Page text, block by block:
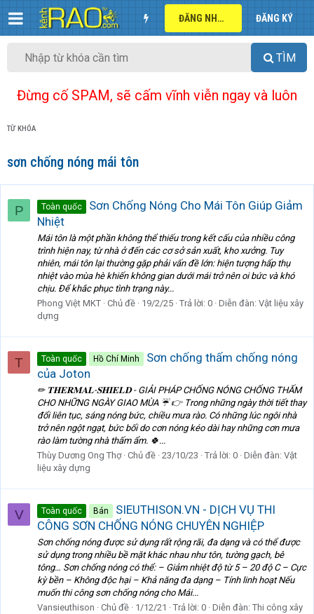
ĐĂNG NHẬP ĐĂNG KÝ
TÌM
Đừng cố SPAM, sẽ cấm vĩnh viễn ngay và luôn
TỪ KHÓA
sơn chống nóng mái tôn
P Toàn quốc
Sơn Chống Nóng Cho Mái Tôn Giúp Giảm
Nhiệt
Mái tôn là một phần không thể thiếu trong kết cấu của nhiều công
trình hiện nay, từ nhà ở đến các cơ sở sản xuất, kho xưởng. Tuy
nhiên, mái tôn lại thường gặp phải vấn đề lớn: hiện tượng hấp thụ
nhiệt vào mùa hè khiến không gian dưới mái trở nên oi bức và khó
chịu. Để khắc phục tình trạng này...
Phong Việt MKT Chủ đề 19/2/25 Trả lời: 0 Diễn đàn: Vật liệu xây
dựng
T Toàn quốc Hồ Chí Minh
Sơn chống thấm chống nóng
của Joton
✏ 𝐓𝐇𝐄𝐑𝐌𝐀𝐋-𝐒𝐇𝐈𝐄𝐋𝐃 - GIẢI PHÁP CHỐNG NÓNG CHỐNG THẤM
CHO NHỮNG NGÀY GIAO MÙA ☔ 👉 Trong những ngày thời tiết thay
đổi liên tục, sáng nóng bức, chiều mưa rào. Có những lúc ngôi nhà
trở nên ngột ngạt, bức bối do cơn nóng kéo dài hay những cơn mưa
rào làm tường nhà thấm ẩm. 🍀...
Thùy Dương Ong Thợ Chủ đề 23/10/23 Trả lời: 0 Diễn đàn: Vật
liệu xây dựng
V Toàn quốc Bán
SIEUTHISON.VN - DỊCH VỤ THI
CÔNG SƠN CHỐNG NÓNG CHUYÊN NGHIỆP
Sơn chống nóng được sử dụng rất rộng rãi, đa dạng và có thể được
sử dụng trong nhiều bề mặt khác nhau như tôn, tường gạch, bê
tông… Sơn chống nóng có thể: – Giảm nhiệt độ từ 5 – 20 độ C – Cực
kỳ bền – Không độc hại – Khả năng đa dạng – Tính linh hoạt Nếu
muốn thi công sơn chống nóng cho Mái...
Vansieuthison
Chủ đề 1/12/21 Trả lời: 0 Diễn đàn: Thi công xây